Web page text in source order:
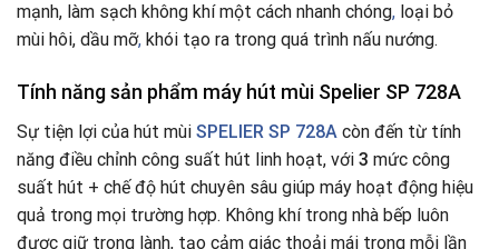
mạnh, làm sạch không khí một cách nhanh chóng, loại bỏ
mùi hôi, dầu mỡ, khói tạo ra trong quá trình nấu nướng.
Tính năng sản phẩm máy hút mùi Spelier SP 728A
Sự tiện lợi của hút mùi SPELIER SP 728A còn đến từ tính
năng điều chỉnh công suất hút linh hoạt, với 3 mức công
suất hút + chế độ hút chuyên sâu giúp máy hoạt động hiệu
quả trong mọi trường hợp. Không khí trong nhà bếp luôn
được giữ trong lành, tạo cảm giác thoải mái trong mỗi lần